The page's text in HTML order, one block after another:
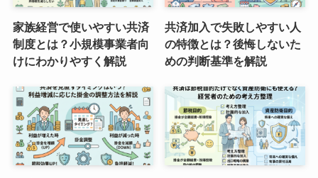
家族経営で使いやすい共済
制度とは？小規模事業者向
けにわかりやすく解説
共済加入で失敗しやすい人
の特徴とは？後悔しないた
めの判断基準を解説